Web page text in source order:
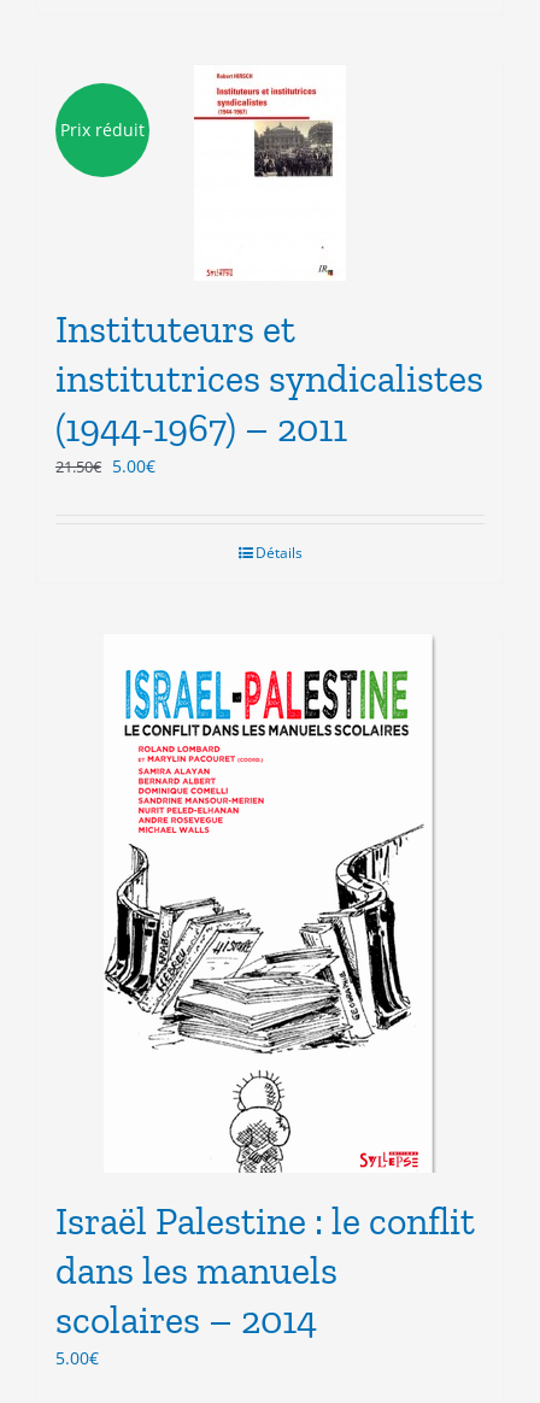
Prix réduit
Instituteurs et
institutrices syndicalistes
(1944-1967) – 2011
21.50€ Le
5.00€Le
Détails
Israël Palestine : le conflit
dans les manuels
scolaires – 2014
5.00€